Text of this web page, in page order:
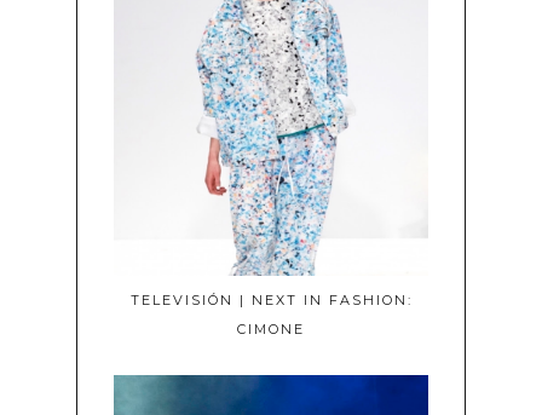
TELEVISIÓN | NEXT IN FASHION:
CIMONE